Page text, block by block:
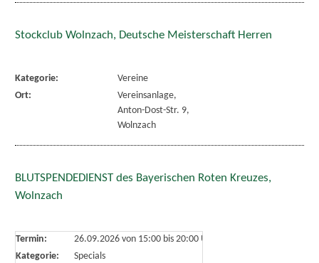
Stockclub Wolnzach, Deutsche Meisterschaft Herren
Kategorie:
Vereine
Ort:
Vereinsanlage,
Anton-Dost-Str. 9,
Wolnzach
BLUTSPENDEDIENST des Bayerischen Roten Kreuzes,
Wolnzach
Termin: 26.09.2026 von 15:00bis 20:00 Uhr
Kategorie:
Specials